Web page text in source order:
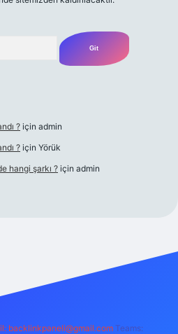
? için admin
? için Yörük
hangi şarkı ? için admin
m elexbet
backlinkpaneli@gmail.com Teams: